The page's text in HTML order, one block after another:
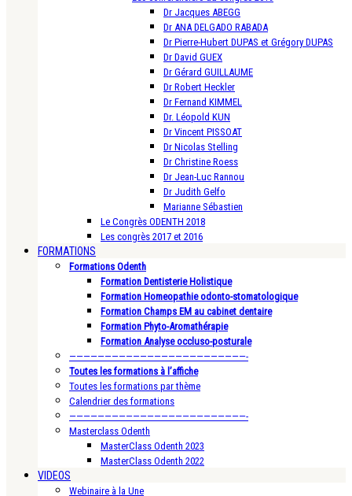
Dr Jacques ABEGG
Dr ANA DELGADO RABADA
Dr Pierre-Hubert DUPAS et Grégory DUPAS
Dr David GUEX
Dr Gérard GUILLAUME
Dr Robert Heckler
Dr Fernand KIMMEL
Dr. Léopold KUN
Dr Vincent PISSOAT
Dr Nicolas Stelling
Dr Christine Roess
Dr Jean-Luc Rannou
Dr Judith Gelfo
Marianne Sébastien
Le Congrès ODENTH 2018
Les congrès 2017 et 2016
FORMATIONS
Formations Odenth
Formation Dentisterie Holistique
Formation Homeopathie odonto-stomatologique
Formation Champs EM au cabinet dentaire
Formation Phyto-Aromathérapie
Formation Analyse occluso-posturale
—————————————————————————-
Toutes les formations à l’affiche
Toutes les formations par thème
Calendrier des formations
—————————————————————————-
Masterclass Odenth
MasterClass Odenth 2023
MasterClass Odenth 2022
VIDEOS
Webinaire à la Une